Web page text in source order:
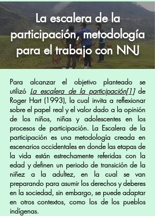
La escalera de la
participación, metodología
para el trabajo con NNJ
Para alcanzar el objetivo planteado se
utilizó La escalera de la participación[1]de
Roger Hart (1993), la cual invita a reflexionar
sobre el papel real y el valor dado a la opinión
de los niños, niñas y adolescentes en los
procesos de participación. La Escalera de la
participación es una metodología creada en
escenarios occidentales en donde las etapas de
la vida están estrechamente referidas con la
edad y definen un periodo de transición de la
niñez a la adultez, en la cual se van
preparando para asumir los derechos y deberes
en la sociedad, sin embargo, se puede adaptar
en otros contextos, como los de los pueblos
indígenas.